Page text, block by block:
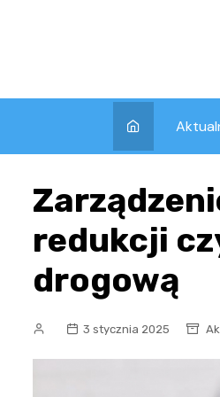
redukcji
drogową
3 stycznia 2025